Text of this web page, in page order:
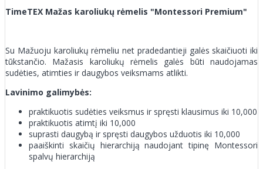
TimeTEX Mažas karoliukų rėmelis "Montessori Premium"
Su Mažuoju karoliukų rėmeliu net pradedantieji galės skaičiuoti iki
tūkstančio. Mažasis karoliukų rėmelis galės būti naudojamas
sudėties, atimties ir daugybos veiksmams atlikti.
Lavinimo galimybės:
praktikuotis sudėties veiksmus ir spręsti klausimus iki 10,000
praktikuotis atimtį iki 10,000
suprasti daugybą ir spręsti daugybos užduotis iki 10,000
paaiškinti skaičių hierarchiją naudojant tipinę Montessori
spalvų hierarchiją